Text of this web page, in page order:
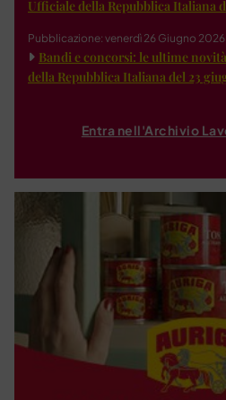
Ufficiale della Repubblica Italiana
Pubblicazione: venerdì 26 Giugno 2026
Bandi e concorsi: le ultime
della Repubblica Italiana del 23
Entra nell'Archivio